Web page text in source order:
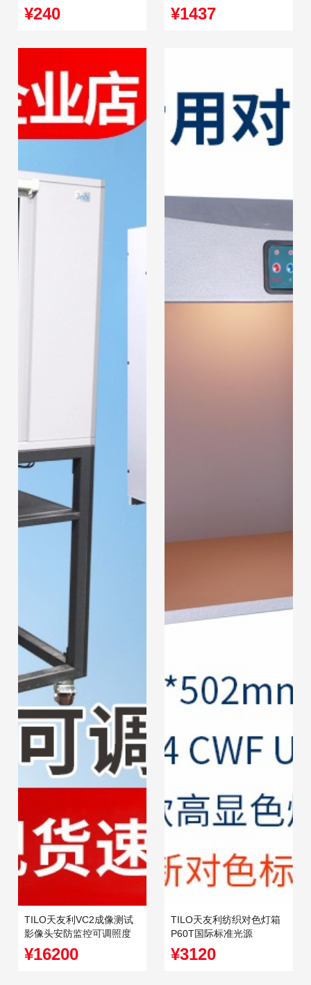
织成衣对色大灯箱
¥240
标准光源灯箱vc3-6
¥1437
TILO天友利VC2成像测试
影像头安防监控可调照度
标准光源灯箱vc3-6
¥16200
TILO天友利纺织对色灯箱
P60T国际标准光源
WalMart沃尔玛指定LED灯
¥3120